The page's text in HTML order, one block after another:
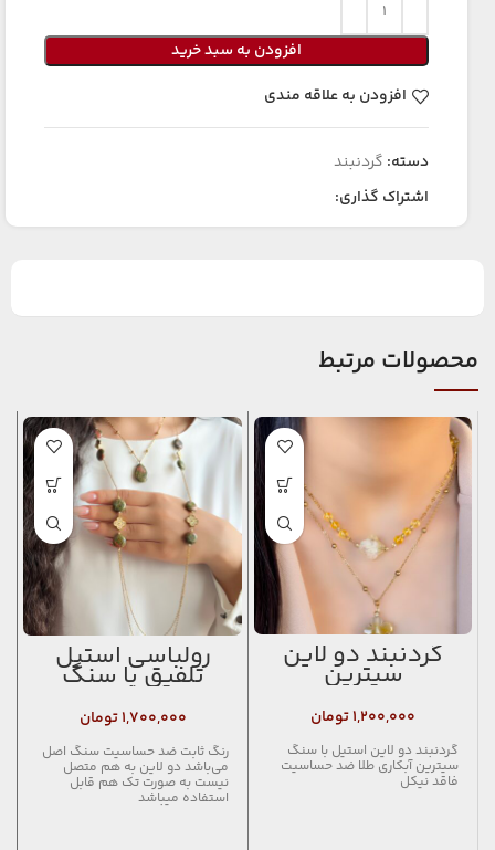
افزودن به سبد خرید
افزودن به علاقه مندی
دسته: گردنبند
اشتراک گذاری:
محصولات مرتبط
گردنبند دو لاین
سیترین
۱,۲۰۰,۰۰۰تومان
گردنبند دو لاین استیل با سنگ
سیترین آبکاری طلا ضد حساسیت
فاقد نیکل
رولباسی استیل
تلفیق با سنگ
اوناکیت
۱,۷۰۰,۰۰۰ تومان
رنگ ثابت ضد حساسیت سنگ اصل
می‌باشد دو لاین به هم متصل
نیست به صورت تک هم قابل
استفاده میباشد